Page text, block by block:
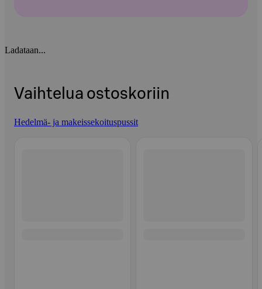
Ladataan...
Vaihtelua ostoskoriin
Hedelmä- ja makeissekoituspussit